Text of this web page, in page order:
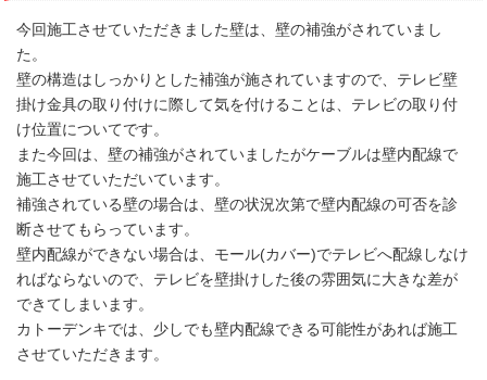
今回施工させていただきました壁は、壁の補強がされていまし
た。
壁の構造はしっかりとした補強が施されていますので、テレビ壁
掛け金具の取り付けに際して気を付けることは、テレビの取り付
け位置についてです。
また今回は、壁の補強がされていましたがケーブルは壁内配線で
施工させていただいています。
補強されている壁の場合は、壁の状況次第で壁内配線の可否を診
断させてもらっています。
壁内配線ができない場合は、モール(カバー)でテレビへ配線しなけ
ればならないので、テレビを壁掛けした後の雰囲気に大きな差が
できてしまいます。
カトーデンキでは、少しでも壁内配線できる可能性があれば施工
させていただきます。